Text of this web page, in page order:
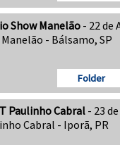
Show Manelão - 22 de
- Bálsamo, SP
Folder
Paulinho Cabral - 23
Cabral - Iporã, PR